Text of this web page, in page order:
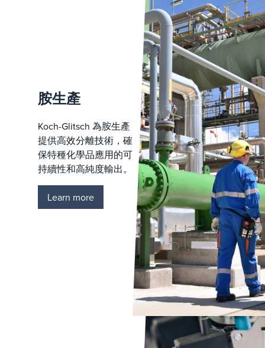
胺生產
Koch-Glitsch 為胺生產
提供高效分離技術，確
保特種化學品應用的可
持續性和高純度輸出。
Learn more